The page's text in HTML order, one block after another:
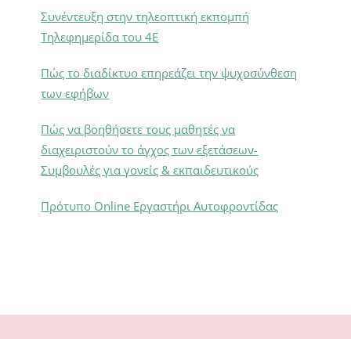
Συνέντευξη στην τηλεοπτική εκπομπή
Τηλεφημερίδα του 4Ε
Πώς το διαδίκτυο επηρεάζει την ψυχοσύνθεση
των εφήβων
Πώς να βοηθήσετε τους μαθητές να
διαχειριστούν το άγχος των εξετάσεων-
Συμβουλές για γονείς & εκπαιδευτικούς
Πρότυπο Online Εργαστήρι Αυτοφροντίδας